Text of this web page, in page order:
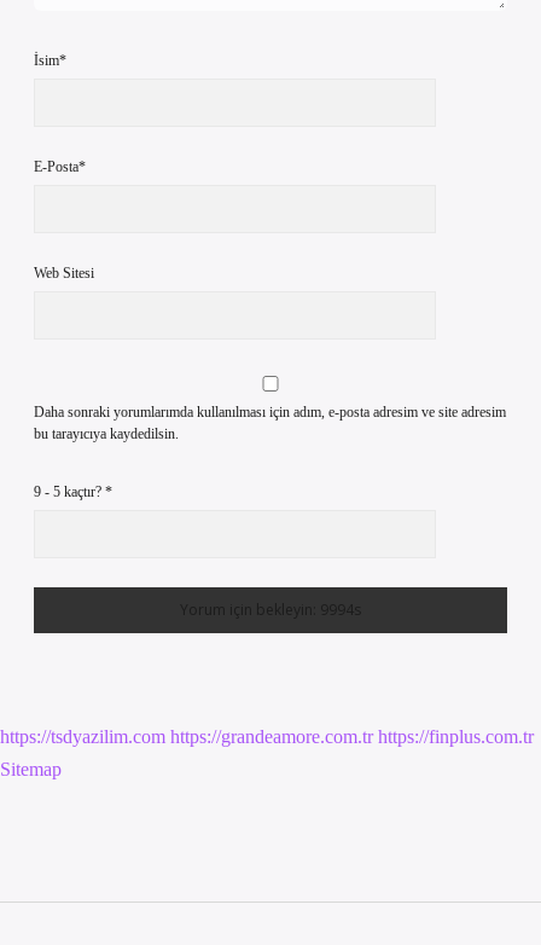
İsim*
E-Posta*
Web Sitesi
Daha sonraki yorumlarımda kullanılması için adım, e-posta adresim ve site adresim
bu tarayıcıya kaydedilsin.
9 - 5 kaçtır? *
https://tsdyazilim.com https://grandeamore.com.tr https://finplus.com.tr
Sitemap